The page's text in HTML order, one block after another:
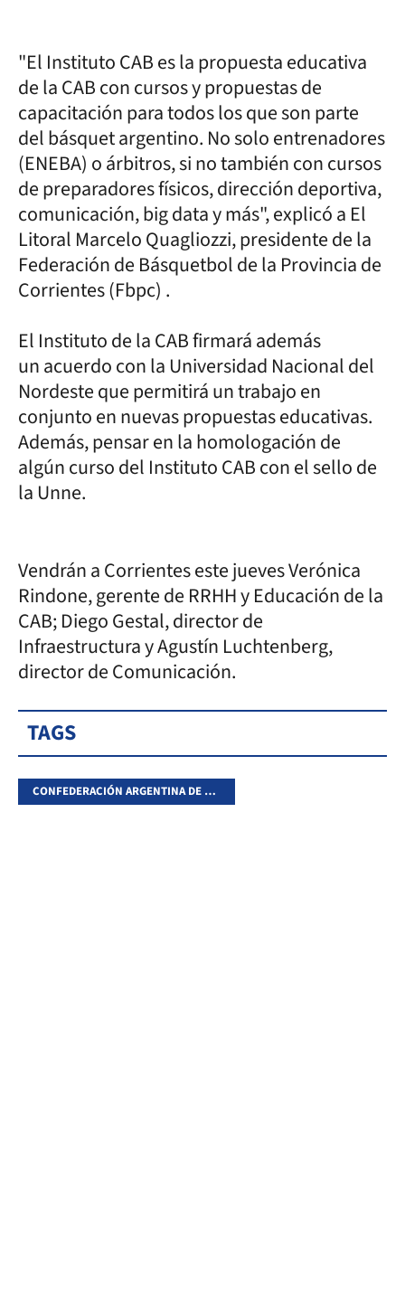
"El Instituto CAB es la propuesta educativa
de la CAB con cursos y propuestas de
capacitación para todos los que son parte
del básquet argentino. No solo entrenadores
(ENEBA) o árbitros, si no también con cursos
de preparadores físicos, dirección deportiva,
comunicación, big data y más", explicó a El
Litoral Marcelo Quagliozzi, presidente de la
Federación de Básquetbol de la Provincia de
Corrientes (Fbpc) .
El Instituto de la CAB firmará además
un acuerdo con la Universidad Nacional del
Nordeste que permitirá un trabajo en
conjunto en nuevas propuestas educativas.
Además, pensar en la homologación de
algún curso del Instituto CAB con el sello de
la Unne.
Vendrán a Corrientes este jueves Verónica
Rindone, gerente de RRHH y Educación de la
CAB; Diego Gestal, director de
Infraestructura y Agustín Luchtenberg,
director de Comunicación.
TAGS
CONFEDERACIÓN ARGENTINA DE BÁSQUET